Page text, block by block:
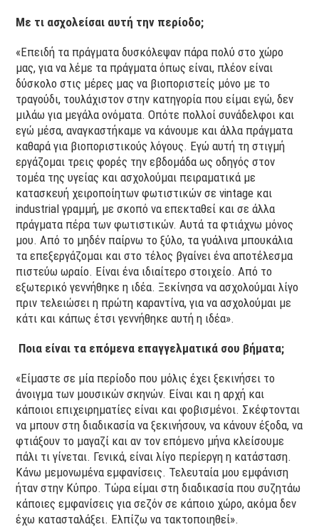
Με τι ασχολείσαι αυτή την περίοδο;
«Επειδή τα πράγματα δυσκόλεψαν πάρα πολύ στο χώρο
μας, για να λέμε τα πράγματα όπως είναι, πλέον είναι
δύσκολο στις μέρες μας να βιοποριστείς μόνο με το
τραγούδι, τουλάχιστον στην κατηγορία που είμαι εγώ, δεν
μιλάω για μεγάλα ονόματα. Οπότε πολλοί συνάδελφοι και
εγώ μέσα, αναγκαστήκαμε να κάνουμε και άλλα πράγματα
καθαρά για βιοποριστικούς λόγους. Εγώ αυτή τη στιγμή
εργάζομαι τρεις φορές την εβδομάδα ως οδηγός στον
τομέα της υγείας και ασχολούμαι πειραματικά με
κατασκευή χειροποίητων φωτιστικών σε vintage και
industrial γραμμή, με σκοπό να επεκταθεί και σε άλλα
πράγματα πέρα των φωτιστικών. Αυτά τα φτιάχνω μόνος
μου. Από το μηδέν παίρνω το ξύλο, τα γυάλινα μπουκάλια
τα επεξεργάζομαι και στο τέλος βγαίνει ένα αποτέλεσμα
πιστεύω ωραίο. Είναι ένα ιδιαίτερο στοιχείο. Από το
εξωτερικό γεννήθηκε η ιδέα. Ξεκίνησα να ασχολούμαι λίγο
πριν τελειώσει η πρώτη καραντίνα, για να ασχολούμαι με
κάτι και κάπως έτσι γεννήθηκε αυτή η ιδέα».
Ποια είναι τα επόμενα επαγγελματικά σου βήματα;
«Είμαστε σε μία περίοδο που μόλις έχει ξεκινήσει το
άνοιγμα των μουσικών σκηνών. Είναι και η αρχή και
κάποιοι επιχειρηματίες είναι και φοβισμένοι. Σκέφτονται
να μπουν στη διαδικασία να ξεκινήσουν, να κάνουν έξοδα, να
φτιάξουν το μαγαζί και αν τον επόμενο μήνα κλείσουμε
πάλι τι γίνεται. Γενικά, είναι λίγο περίεργη η κατάσταση.
Κάνω μεμονωμένα εμφανίσεις. Τελευταία μου εμφάνιση
ήταν στην Κύπρο. Τώρα είμαι στη διαδικασία που συζητάω
κάποιες εμφανίσεις για σεζόν σε κάποιο χώρο, ακόμα δεν
έχω κατασταλάξει. Ελπίζω να τακτοποιηθεί».